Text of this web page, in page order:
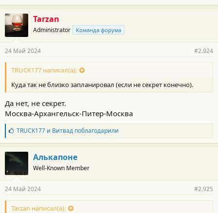
Я сам поменял уже 3 комплекта каждые 35-40 тыщ км и понял
что ставить можно любой стандартный вариант без понтов.
Зы: вот щас на 3800км заряжаюсь
Коробка мрет от резких стартов с места а не с разгона на трассе
с какой то уже набранной скорости движения
Tarzan
Administrator Команда форума
24 Май 2024 #2.924
TRUCK177 написал(а):
Куда так не близко запланировал (если не секрет конечно).
Да нет, не секрет.
Москва-Архангельск-Питер-Москва
Б
л
а
г
о
а
н
о
с
TRUCK177и Витвадпоблагодарили
Алькапоне
Well-Known Member
24 Май 2024 #2.925
Tarzan написал(а):